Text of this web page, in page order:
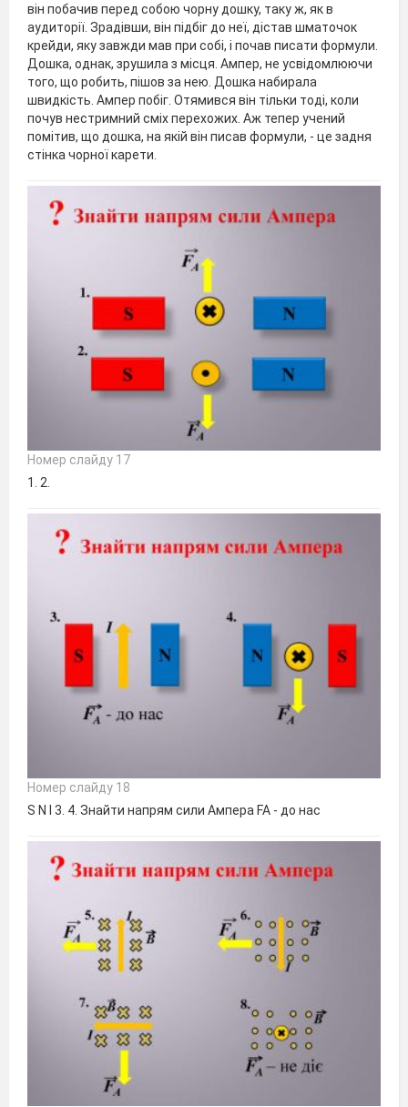
він побачив перед собою чорну дошку, таку ж, як в
аудиторії. Зрадівши, він підбіг до неї, дістав шматочок
крейди, яку завжди мав при собі, і почав писати формули.
Дошка, однак, зрушила з місця. Ампер, не усвідомлюючи
того, що робить, пішов за нею. Дошка набирала
швидкість. Ампер побіг. Отямився він тільки тоді, коли
почув нестримний сміх перехожих. Аж тепер учений
помітив, що дошка, на якій він писав формули, - це задня
стінка чорної карети.
Номер слайду 17
1. 2.
Номер слайду 18
S N I 3. 4. Знайти напрям сили Ампера FA - до нас